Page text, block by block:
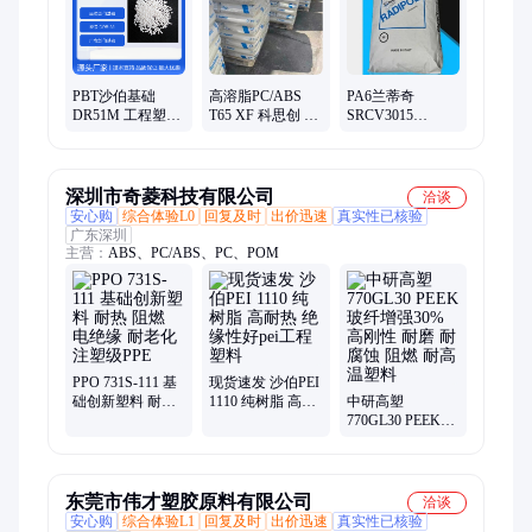
PBT沙伯基础
DR51M 工程塑料
高溶脂PC/ABS
T65 XF 科思创 合
PA6兰蒂奇
SRCV3015
深圳市奇菱科技有限公司
洽谈
安心购
综合体验L0 回复及时 出价迅速
真实性已核验
广东深圳
主营： ABS、PC/ABS、PC、POM
PPO 731S-111 基
础创新塑料 耐热
现货速发 沙伯PEI
1110 纯树脂 高耐
中研高塑
770GL30 PEEK玻
东莞市伟才塑胶原料有限公司
洽谈
安心购
综合体验L1 回复及时 出价迅速
真实性已核验